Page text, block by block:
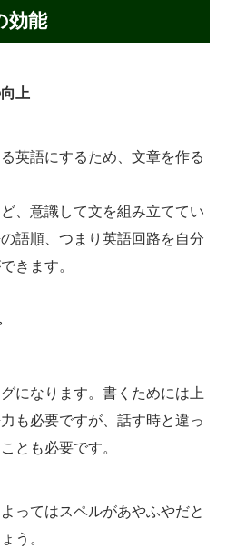
効能
上
英語にするため、文章を作る
、意識して文を組み立ててい
語順、つまり英語回路を自分
きます。
になります。書くためには上
も必要ですが、話す時と違っ
とも必要です。
ってはスペルがあやふやだと
う。